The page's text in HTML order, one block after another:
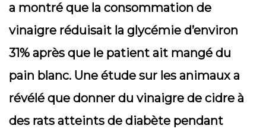
a montré que la consommation de
vinaigre réduisait la glycémie d’environ
31% après que le patient ait mangé du
pain blanc. Une étude sur les animaux a
révélé que donner du vinaigre de cidre à
des rats atteints de diabète pendant